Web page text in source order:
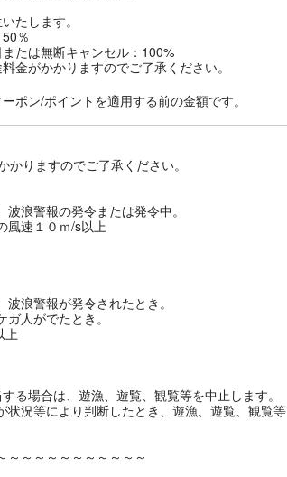
たします。
％
たは無断キャンセル：100%
金がかかりますのでご了承ください。
ポン/ポイントを適用する前の金額です。
かりますのでご了承ください。
波浪警報の発令または発令中。
風速１０ｍ/s以上
波浪警報が発令されたとき。
ガ人がでたとき。
上
る場合は、遊漁、遊覧、観覧等を中止します。
状況等により判断したとき、遊漁、遊覧、観覧等
～～～～～～～～～～～